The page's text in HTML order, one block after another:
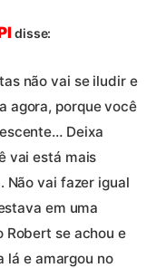
disse:
não vai se iludir e
agora, porque você
Deixa
vai está mais
Não vai fazer igual
em uma
Robert se achou e
lá e amargou no